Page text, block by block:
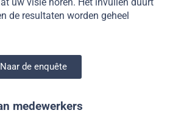
de resultaten worden geheel
Naar de enquête
medewerkers